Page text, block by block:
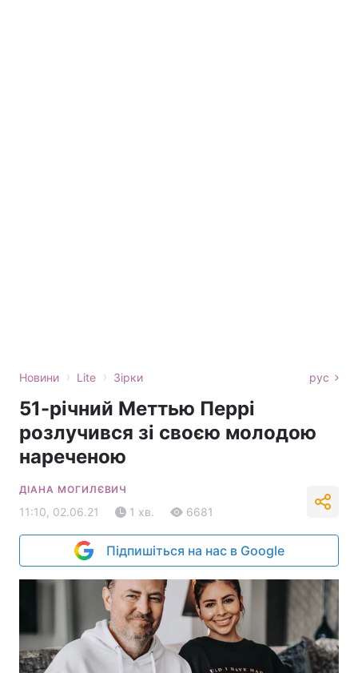
Новини › Lite › Зірки рус
51-річний Меттью Перрі
розлучився зі своєю молодою
нареченою
ДІАНА МОГИЛЄВИЧ
11:10, 02.06.21 1 хв. 6681
Підпишіться на нас в Google